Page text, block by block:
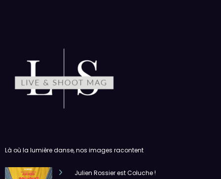
Là où la lumière danse, nos images racontent
Julien Rossier est Coluche !